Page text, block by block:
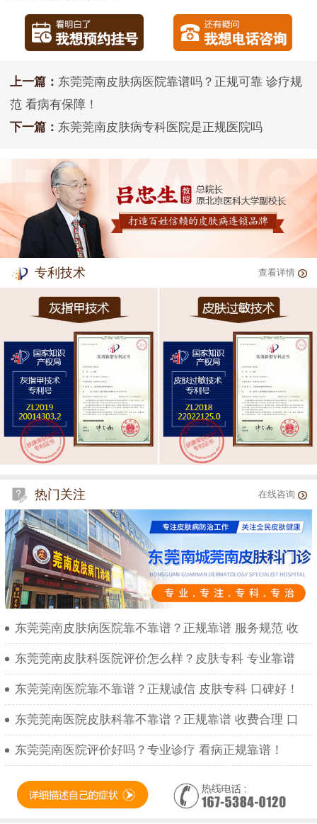
上一篇： 东莞莞南皮肤病医院靠谱吗？正规可靠 诊疗规
范 看病有保障！
下一篇： 东莞莞南皮肤病专科医院是正规医院吗
专利技术 查看详情
热门关注 在线咨询
东莞莞南皮肤病医院靠不靠谱？正规靠谱 服务规范 收
东莞莞南皮肤科医院评价怎么样？皮肤专科 专业靠谱
东莞莞南医院靠不靠谱？正规诚信 皮肤专科 口碑好！
东莞莞南医院皮肤科靠不靠谱？正规靠谱 收费合理 口
东莞莞南医院评价好吗？专业诊疗 看病正规靠谱！